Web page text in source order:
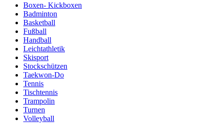
Boxen- Kickboxen
Badminton
Basketball
Fußball
Handball
Leichtathletik
Skisport
Stockschützen
Taekwon-Do
Tennis
Tischtennis
Trampolin
Turnen
Volleyball